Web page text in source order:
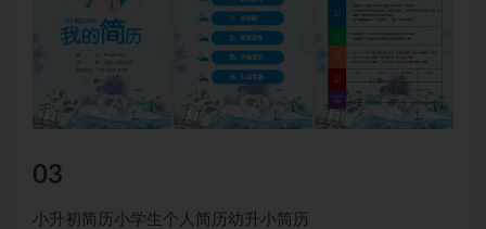
03
小升初简历小学生个人简历幼升小简历